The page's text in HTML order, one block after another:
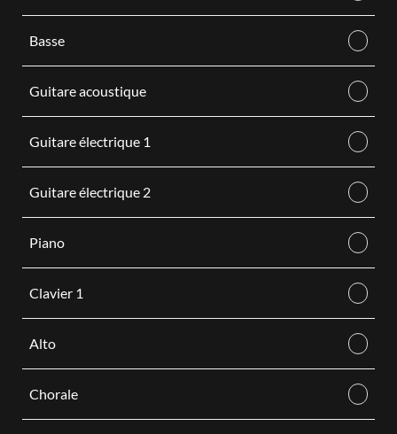
Basse
Guitare acoustique
Guitare électrique 1
Guitare électrique 2
Piano
Clavier 1
Alto
Chorale